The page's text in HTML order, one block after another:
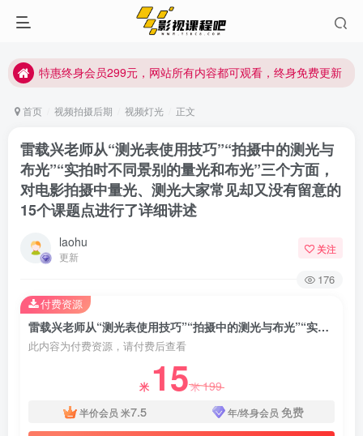
特惠终身会员299元，网站所有内容都可观看，终身免费更新
特惠终身会员299元，网站所有内容都可观看，终身免费更新
首页 视频拍摄后期 视频灯光 正文
雷载兴老师从“测光表使用技巧”“拍摄中的测光与
布光”“实拍时不同景别的量光和布光”三个方面，
对电影拍摄中量光、测光大家常见却又没有留意的
15个课题点进行了详细讲述
laohu
更新
关注
176
雷载兴老师从“测光表使用技巧”“拍摄中的测光与布光”“实拍时不同景别的量光和布光”三个方面，对电影拍摄中量光、测光大家常见却又没有留意的15个课题点进行了详细讲述
此内容为付费资源，请付费后查看
米 15米199
半价会员 米7.5 年/终身会员 免费
付费资源